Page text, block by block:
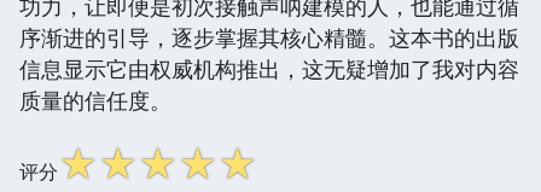
功力，让即便是初次接触声呐建模的人，也能通过循
序渐进的引导，逐步掌握其核心精髓。这本书的出版
信息显示它由权威机构推出，这无疑增加了我对内容
质量的信任度。
评分☆☆☆☆☆